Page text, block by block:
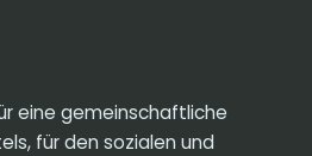
eine gemeinschaftliche
für den sozialen und